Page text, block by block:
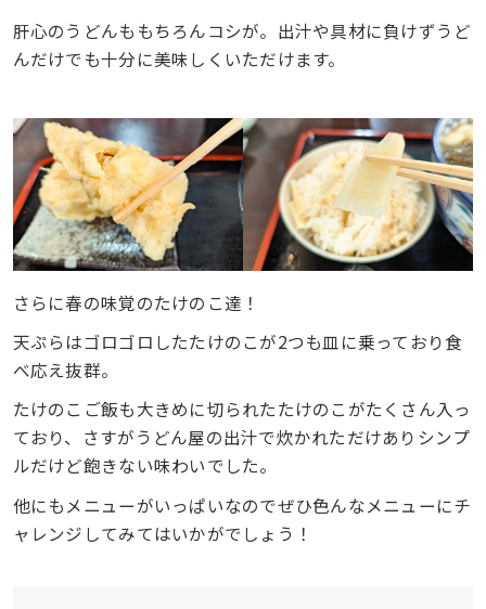
肝心のうどんももちろんコシが。出汁や具材に負けずうど
んだけでも十分に美味しくいただけます。
さらに春の味覚のたけのこ達！
天ぷらはゴロゴロしたたけのこが2つも皿に乗っており食
べ応え抜群。
たけのこご飯も大きめに切られたたけのこがたくさん入っ
ており、さすがうどん屋の出汁で炊かれただけありシンプ
ルだけど飽きない味わいでした。
他にもメニューがいっぱいなのでぜひ色んなメニューにチ
ャレンジしてみてはいかがでしょう！